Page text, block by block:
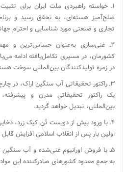
۱ـ خواسته راهبردی ملت ایران برای
‌صلح‌آمیز هسته‌ای، به تحقق رسید و
تجاری و صنعتی مورد شناسایی و احترام
۲ـ غنی‌سازی به‌عنوان حساس‌ترین و
کشورمان، در مسیری تکامل‌یافته ادامه
در زمره تولیدکنندگان بین‌المللی سوخت
۳ـ راکتور تحقیقاتی آب سنگین اراک، در
یک راکتور تحقیقاتیِ مدرن و
بین‌المللی، تبدیل خواهد گردید.
۴ـ با ورود بیش از دویست تُن کیک زرد، ذخایر
اولین بار پس از انقلاب اسلامی افزایش
۵ـ با فروش اورانیوم غنی‌شده و آب سنگین
به جمع معدود کشورهای صادرکننده این